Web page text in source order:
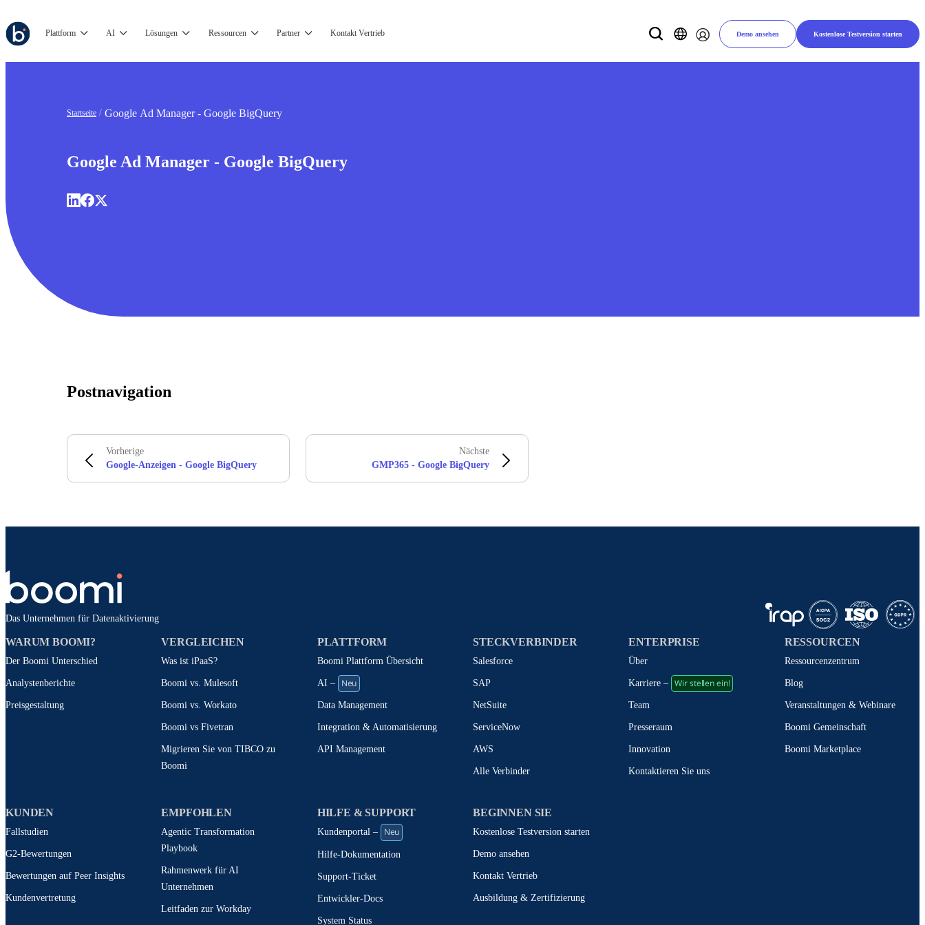
Plattform AI Lösungen Ressourcen Partner Kontakt Vertrieb Demo ansehen Kostenlose Testversion starten
Startseite Google Ad Manager - Google BigQuery
Google Ad Manager - Google BigQuery
Postnavigation
Vorherige
Google-Anzeigen - Google BigQuery
Nächste
GMP365 - Google BigQuery
Das Unternehmen für Datenaktivierung
WARUM BOOMI?
Der Boomi Unterschied
Analystenberichte
Preisgestaltung
VERGLEICHEN
Was ist iPaaS?
Boomi vs. Mulesoft
Boomi vs. Workato
Boomi vs Fivetran
Migrieren Sie von TIBCO zu
Boomi
PLATTFORM
Boomi Plattform Übersicht
AI – Neu
Data Management
Integration & Automatisierung
API Management
STECKVERBINDER
Salesforce
SAP
NetSuite
ServiceNow
AWS
Alle Verbinder
ENTERPRISE
Über
Karriere – Wir stellen ein!
Team
Presseraum
Innovation
Kontaktieren Sie uns
RESSOURCEN
Ressourcenzentrum
Blog
Veranstaltungen & Webinare
Boomi Gemeinschaft
Boomi Marketplace
KUNDEN
Fallstudien
G2-Bewertungen
Bewertungen auf Peer Insights
Kundenvertretung
EMPFOHLEN
Agentic Transformation
Playbook
Rahmenwerk für AI
Unternehmen
Leitfaden zur Workday
HILFE & SUPPORT
Kundenportal – Neu
Hilfe-Dokumentation
Support-Ticket
Entwickler-Docs
System Status
BEGINNEN SIE
Kostenlose Testversion starten
Demo ansehen
Kontakt Vertrieb
Ausbildung & Zertifizierung